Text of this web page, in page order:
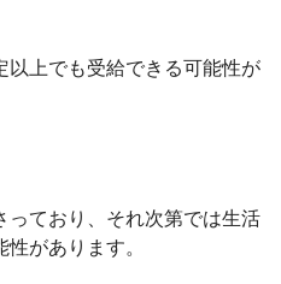
以上でも受給できる可能性が
っており、それ次第では生活
があります。